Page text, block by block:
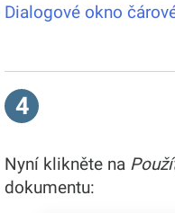
Dialogové okno
4
Nyní klikněte na
dokumentu: